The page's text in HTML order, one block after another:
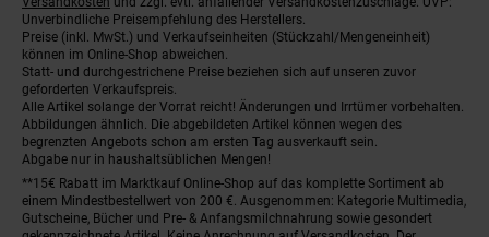
Unverbindliche Preisempfehlung des Herstellers.
Preise (inkl. MwSt.) und Verkaufseinheiten (Stückzahl/Mengeneinheit)
können im Online-Shop abweichen.
Statt- und durchgestrichene Preise beziehen sich auf unseren zuvor
geforderten Verkaufspreis.
Alle Artikel solange der Vorrat reicht! Änderungen und Irrtümer vorbehalten.
Abbildungen ähnlich. Die abgebildeten Artikel können wegen des
begrenzten Angebots schon am ersten Tag ausverkauft sein.
Abgabe nur in haushaltsüblichen Mengen!
**15€ Rabatt im Marktkauf Online-Shop auf das komplette Sortiment ab
einem Mindestbestellwert von 200 €. Ausgenommen: Kategorie Multimedia,
Gutscheine, Bücher und Pre- & Anfangsmilchnahrung sowie gesondert